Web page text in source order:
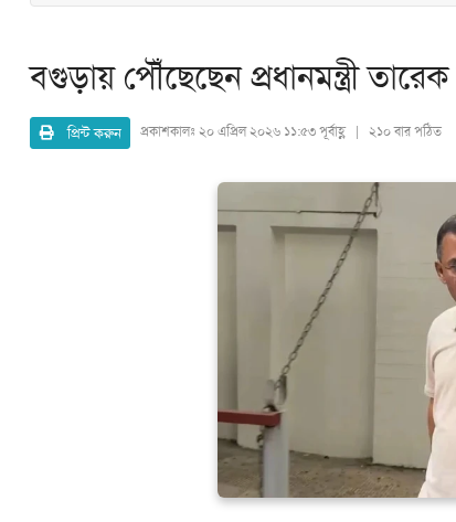
বগুড়ায় পৌঁছেছেন প্রধানমন্ত্রী
প্রিন্ট করুন প্রকাশকালঃ ২০ এপ্রিল ২০২৬ ১১:৫৩ পূর্বাহ্ণ | ২১০ বার পঠিত